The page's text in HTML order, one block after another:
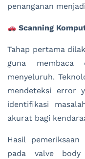
penanganan
Scanning
Tahap pertama
guna membaca
menyeluruh.
mendeteksi error
identifikasi
akurat bagi
Hasil pemeriksaan
pada valve body